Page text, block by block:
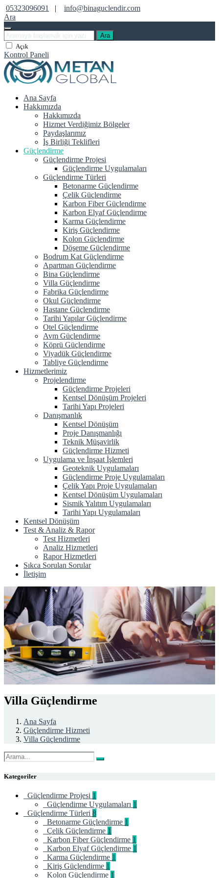
05323096091 |
info@binaguclendir.com
Ara
Ara
Açık
Kontrol Paneli
Ana Sayfa
Hakkımızda
Hakkımızda
Hizmet Verdiğimiz Bölgeler
Paydaşlarımız
İş Birliği Teklifleri
Güçlendirme
Güçlendirme Projesi
Güçlendirme Uygulamaları
Güçlendirme Türleri
Betonarme Güçlendirme
Çelik Güçlendirme
Karbon Fiber Güçlendirme
Karbon Elyaf Güçlendirme
Karma Güçlendirme
Kiriş Güçlendirme
Kolon Güçlendirme
Döşeme Güçlendirme
Bodrum Kat Güçlendirme
Apartman Güçlendirme
Bina Güçlendirme
Villa Güçlendirme
Fabrika Güçlendirme
Okul Güçlendirme
Hastane Güçlendirme
Tarihi Yapılar Güçlendirme
Otel Güçlendirme
Avm Güçlendirme
Köprü Güçlendirme
Viyadük Güçlendirme
Tabliye Güçlendirme
Hizmetlerimiz
Projelendirme
Güçlendirme Projeleri
Kentsel Dönüşüm Projeleri
Tarihi Yapı Projeleri
Danışmanlık
Kentsel Dönüşüm
Proje Danışmanlığı
Teknik Müşavirlik
Güçlendirme Hizmeti
Uygulama ve İnşaat İşlemleri
Geoteknik Uygulamaları
Güçlendirme Proje Uygulamaları
Çelik Yapı Proje Uygulamaları
Kentsel Dönüşüm Uygulamaları
Sismik Yalıtım Uygulamaları
Tarihi Yapı Uygulamaları
Kentsel Dönüşüm
Test & Analiz & Rapor
Test Hizmetleri
Analiz Hizmetleri
Rapor Hizmetleri
Sıkca Sorulan Sorular
İletişim
Villa Güçlendirme
Ana Sayfa
Güçlendirme Hizmeti
Villa Güçlendirme
Kategoriler
Güçlendirme Projesi 1
Güçlendirme Uygulamaları 1
Güçlendirme Türleri 8
Betonarme Güçlendirme 1
Çelik Güçlendirme 1
Karbon Fiber Güçlendirme 1
Karbon Elyaf Güçlendirme 1
Karma Güçlendirme 1
Kiriş Güçlendirme 1
Kolon Güçlendirme 1